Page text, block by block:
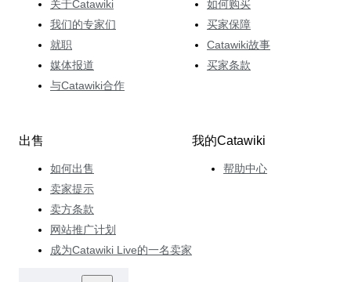
关于Catawiki
我们的专家们
就职
媒体报道
与Catawiki合作
如何购买
买家保障
Catawiki故事
买家条款
出售
如何出售
卖家提示
卖方条款
网站推广计划
成为Catawiki Live的一名卖家
我的Catawiki
帮助中心